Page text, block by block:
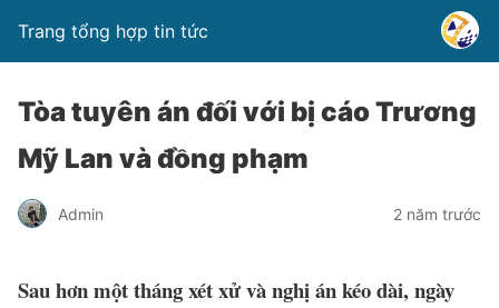
Trang tổng hợp tin tức
Tòa tuyên án đối với bị cáo Trương
Mỹ Lan và đồng phạm
Admin 2 năm trước
Sau hơn một tháng xét xử và nghị án kéo dài, ngày